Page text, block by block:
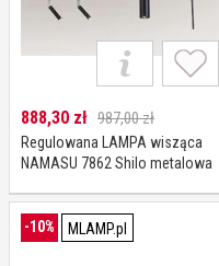
888,30 zł 987,00 zł
Regulowana LAMPA wisząca
NAMASU 7862 Shilo metalowa
czarne
-10% MLAMP.pl